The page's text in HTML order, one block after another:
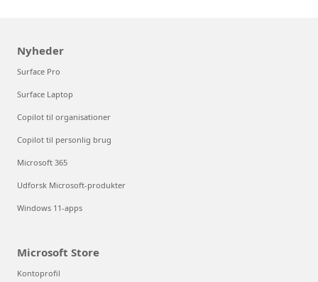
Nyheder
Surface Pro
Surface Laptop
Copilot til organisationer
Copilot til personlig brug
Microsoft 365
Udforsk Microsoft-produkter
Windows 11-apps
Microsoft Store
Kontoprofil